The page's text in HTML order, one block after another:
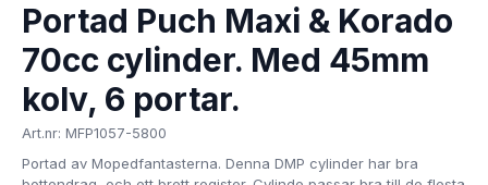
Portad Puch Maxi & Korado
70cc cylinder. Med 45mm
kolv, 6 portar.
Art.nr: MFP1057-5800
Portad av Mopedfantasterna. Denna DMP cylinder har bra